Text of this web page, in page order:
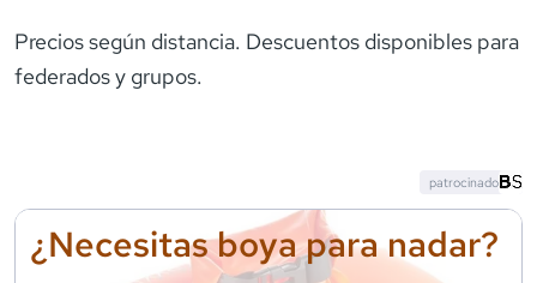
Precios según distancia. Descuentos disponibles para
federados y grupos.
¿Necesitas boya para nadar?
patrocinado